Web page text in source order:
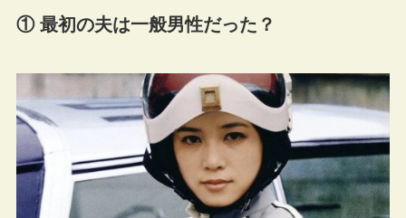
① 最初の夫は一般男性だった？